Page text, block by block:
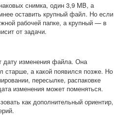
снимка, один 3,9 MB, а
оставить крупный файл. Но если
рабочей папке, а крупный — в
от задачи.
дату изменения файла. Она
старше, а какой появился позже. Но
пересылке, распаковке
изменения может поменяться.
как дополнительный ориентир,